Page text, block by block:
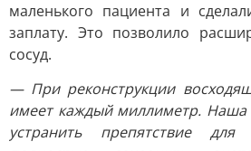
маленького пациента и
заплату. Это позволило
сосуд.
— При реконструкции
имеет каждый миллиметр. Наша
устранить препятствие